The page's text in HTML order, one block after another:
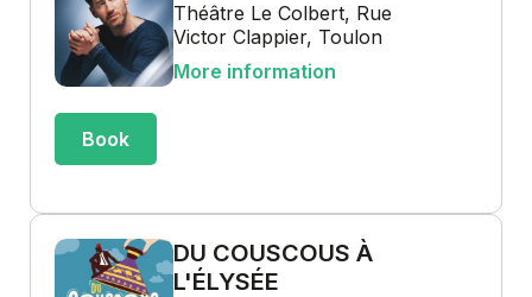
Théâtre Le Colbert, Rue
Victor Clappier, Toulon
More information
Book
DU COUSCOUS À
L'ÉLYSÉE